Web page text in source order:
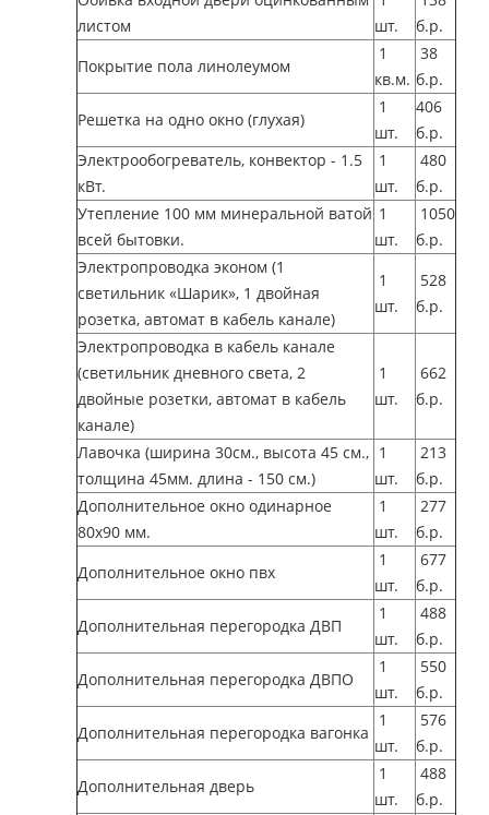
листом
шт.
б.р.
Покрытие пола линолеумом
1
кв.м.
38
б.р.
Решетка на одно окно (глухая)
1
шт.
406
б.р.
Электрообогреватель, конвектор - 1.5
кВт.
1
шт.
480
б.р.
Утепление 100 мм минеральной ватой
всей бытовки.
1
шт.
1050
б.р.
Электропроводка эконом (1
светильник «Шарик», 1 двойная
розетка, автомат в кабель канале)
1
шт.
528
б.р.
Электропроводка в кабель канале
(светильник дневного света, 2
двойные розетки, автомат в кабель
канале)
1
шт.
662
б.р.
Лавочка (ширина 30см., высота 45 см.,
толщина 45мм. длина - 150 см.)
1
шт.
213
б.р.
Дополнительное окно одинарное
80х90 мм.
1
шт.
277
б.р.
Дополнительное окно пвх
1
шт.
677
б.р.
Дополнительная перегородка ДВП
1
шт.
488
б.р.
Дополнительная перегородка ДВПО
1
шт.
550
б.р.
Дополнительная перегородка вагонка
1
шт.
576
б.р.
Дополнительная дверь
1
шт.
488
б.р.